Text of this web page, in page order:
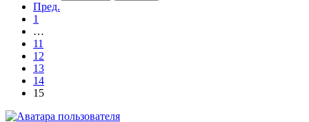
Пред.
1
…
11
12
13
14
15